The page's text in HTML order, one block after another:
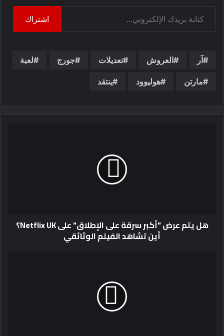
اشتراك
آر العروش تعديلات جورج لعبة
مارتن هوليوود ينتقد
هل يتم عرض "أكبر سرقة على الإطلاق" على Netflix UK؟
أين تشاهد الفيلم الوثائقي